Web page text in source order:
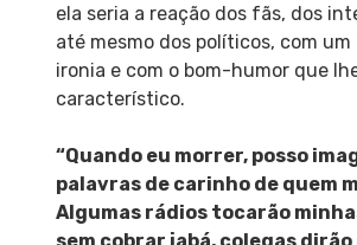
ela seria a reação dos fãs, dos
até mesmo dos políticos, com
ironia e com o bom-humor que
característico.
“Quando eu morrer, posso
palavras de carinho de quem
Algumas rádios tocarão
sem cobrar jabá, colegas